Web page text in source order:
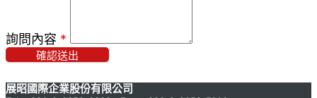
詢問內容 *
確認送出
展昭國際企業股份有限公司